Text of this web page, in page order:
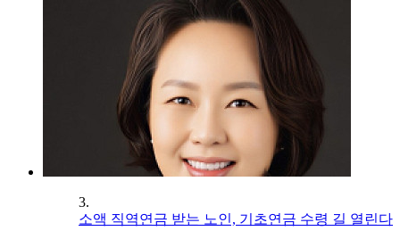
3.
소액 직역연금 받는 노인, 기초연금 수령 길 열린다